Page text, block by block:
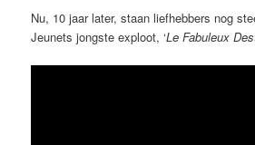
Nu, 10 jaar later, staan liefhebbers nog
Jeunets jongste exploot, ‘Le Fabuleux